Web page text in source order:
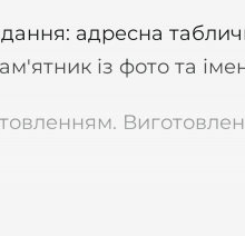
адресна
із фото та